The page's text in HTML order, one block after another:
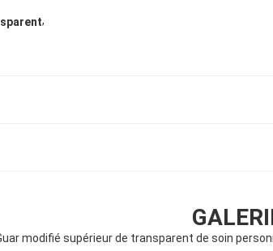
,
modifié supérieur de transparent de soin